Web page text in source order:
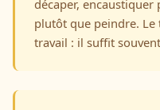
décaper,
plutôt que peindre.
travail : il suffit